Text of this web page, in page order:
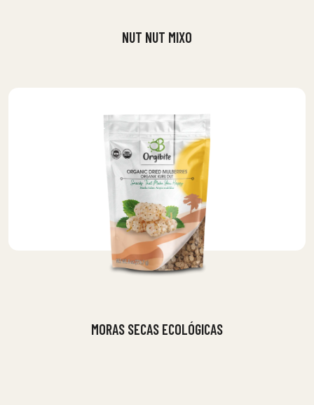
NUT NUT MIXO
MORAS SECAS ECOLÓGICAS